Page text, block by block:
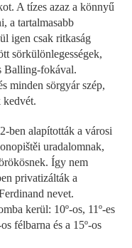
A tízes azaz a könnyű
a tartalmasabb
igen csak ritkaság
sörkülönlegességek,
Balling-fokával.
minden sörgyár szép,
kedvét.
ben alapították a városi
uradalomnak,
Így nem
privatizálták a
nevet.
kerül: 10º-os, 11º-es
félbarna és a 15º-os